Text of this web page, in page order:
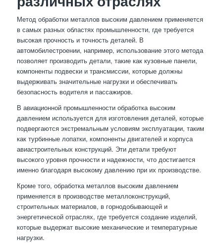
Метод обработки металлов высоким давлением применяется
в самых разных областях промышленности, где требуется
высокая прочность и точность деталей. В
автомобилестроении, например, использование этого метода
позволяет производить детали, такие как кузовные панели,
компоненты подвески и трансмиссии, которые должны
выдерживать значительные нагрузки и обеспечивать
безопасность водителя и пассажиров.
В авиационной промышленности обработка высоким
давлением используется для изготовления деталей, которые
подвергаются экстремальным условиям эксплуатации, таким
как турбинные лопатки, компоненты двигателей и корпуса
авиастроительных конструкций. Эти детали требуют
высокого уровня прочности и надежности, что достигается
именно благодаря высокому давлению при их производстве.
Кроме того, обработка металлов высоким давлением
применяется в производстве металлоконструкций,
строительных материалов, в горнодобывающей и
энергетической отраслях, где требуется создание изделий,
которые выдержат высокие механические и температурные
нагрузки.